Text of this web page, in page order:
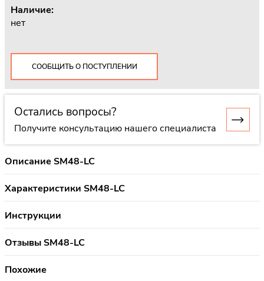
Наличие:
нет
СООБЩИТЬ О ПОСТУПЛЕНИИ
Остались вопросы?
Получите консультацию нашего специалиста
Описание SM48-LC
Характеристики SM48-LC
Инструкции
Отзывы SM48-LC
Похожие